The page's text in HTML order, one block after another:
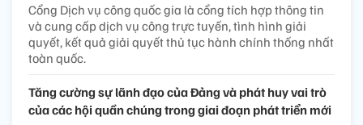
Cổng Dịch vụ công quốc gia là cổng tích hợp thông tin
và cung cấp dịch vụ công trực tuyến, tình hình giải
quyết, kết quả giải quyết thủ tục hành chính thống nhất
toàn quốc.
Tăng cường sự lãnh đạo của Đảng và phát huy vai trò
của các hội quần chúng trong giai đoạn phát triển mới